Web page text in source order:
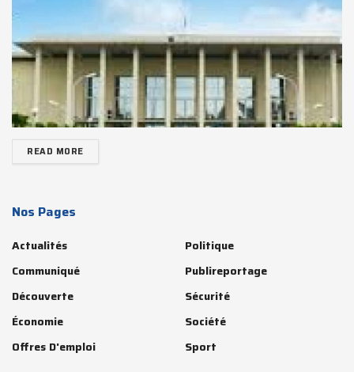
READ MORE
Nos Pages
Actualités
Communiqué
Découverte
Économie
Offres D'emploi
Politique
Publireportage
Sécurité
Société
Sport